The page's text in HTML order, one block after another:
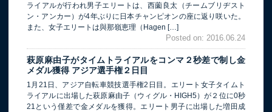
ライアルが行われ男子エリートは、西薗良太（チームブリヂスト
ン・アンカー）が4年ぶりに日本チャンピオンの座に返り咲いた。
また、女子エリートは與那嶺恵理（Hagen […]
Posted on: 2016.06.24
萩原麻由子がタイムトライアルをコンマ２秒差で制し金
メダル獲得 アジア選手権２日目
1月21日、アジア自転車競技選手権2日目。エリート女子タイムト
ライアルに出場した萩原麻由子（ウィグル・HIGH5）が２位に0秒
21という僅差で金メダルを獲得。エリート男子に出場した増田成